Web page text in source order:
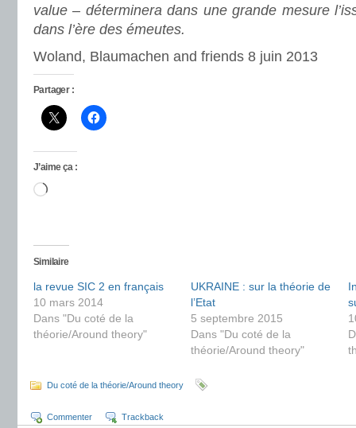
value – déterminera dans une grande mesure
dans l’ère des émeutes.
Woland, Blaumachen and friends 8 juin 2013
Partager :
J’aime ça :
Chargement…
Similaire
la revue SIC 2 en français
10 mars 2014
Dans "Du coté de la
théorie/Around theory"
UKRAINE : sur la théorie de
l’Etat
5 septembre 2015
Dans "Du coté de la
théorie/Around theory"
Du coté de la théorie/Around theory
Commenter Trackback